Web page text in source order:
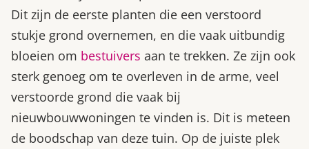
Dit zijn de eerste planten die een verstoord
stukje grond overnemen, en die vaak uitbundig
bloeien om bestuivers aan te trekken. Ze zijn ook
sterk genoeg om te overleven in de arme, veel
verstoorde grond die vaak bij
nieuwbouwwoningen te vinden is. Dit is meteen
de boodschap van deze tuin. Op de juiste plek